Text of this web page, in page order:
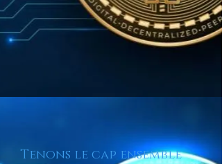
Tenons le cap ensemble